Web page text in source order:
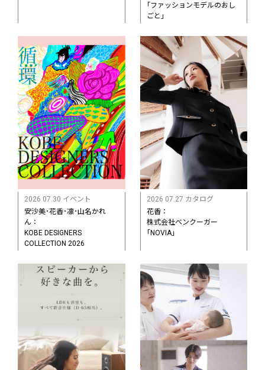
｢ファッションモデルのおし
ごと｣
2026 07.30 イベント
安沙美･花香･凛･山名かれ
ん：
KOBE DESIGNERS
COLLECTION 2026
2026 07.27 カタログ
花香：
株式会社ベンクーガー
｢NOVIA｣